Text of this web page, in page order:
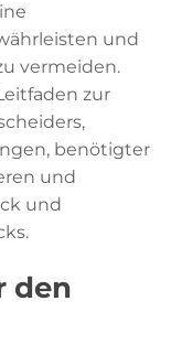
und
vermeiden.
zur
benötigter
und
und
den